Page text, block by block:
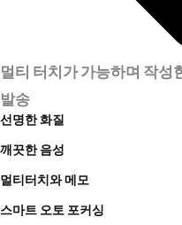
멀티 터치가 가능하며 작성
발송
선명한 화질
깨끗한 음성
멀티터치와 메모
스마트 오토 포커싱